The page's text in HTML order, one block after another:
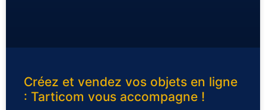
Créez et vendez vos objets en ligne
: Tarticom vous accompagne !